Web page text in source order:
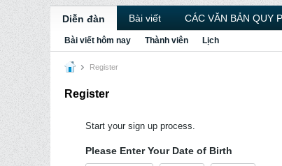
Diễn đàn Bài viết CÁC VĂN BẢN QUY
Bài viết hôm nay Thành viên Lịch
Register
Register
Start your sign up process.
Please Enter Your Date of Birth